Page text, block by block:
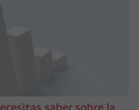
saber sobre la